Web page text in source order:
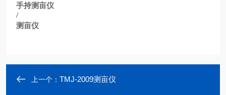
手持测亩仪
/
测亩仪
上一个： TMJ-2009测亩仪